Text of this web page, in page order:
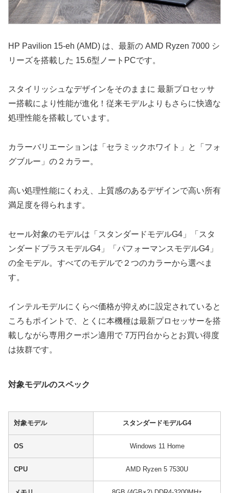
HP Pavilion 15-eh (AMD) は、最新の AMD Ryzen 7000 シ
リーズを搭載した 15.6型ノートPCです。
スタイリッシュなデザインをそのままに 最新プロセッサ
ー搭載により性能が進化！従来モデルよりもさらに快適な
処理性能を搭載しています。
カラーバリエーションは「セラミックホワイト」と「フォ
グブルー」の２カラー。
高い処理性能にくわえ、上質感のあるデザインで高い所有
満足度を得られます。
セール対象のモデルは「スタンダードモデルG4」「スタ
ンダードプラスモデルG4」「パフォーマンスモデルG4」
の全モデル。すべてのモデルで２つのカラーから選べま
す。
インテルモデルにくらべ価格が抑えめに設定されていると
ころもポイントで、とくに本機種は最新プロセッサーを搭
載しながら専用クーポン適用で 7万円台からとお買い得度
は抜群です。
対象モデルのスペック
対象モデル スタンダードモデルG4
OS Windows 11 Home
CPU AMD Ryzen 5 7530U